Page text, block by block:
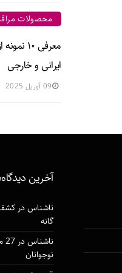
محصولات
معرفی
ایرانی و خارجی
09 آوریل 2025
آخرین
ناشناسدر
گانه
ناشناسدر
نوجوانان